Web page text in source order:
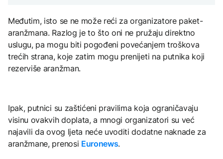
Međutim, isto se ne može reći za organizatore paket-
aranžmana. Razlog je to što oni ne pružaju direktno
uslugu, pa mogu biti pogođeni povećanjem troškova
trećih strana, koje zatim mogu prenijeti na putnika koji
rezerviše aranžman.
Ipak, putnici su zaštićeni pravilima koja ograničavaju
visinu ovakvih doplata, a mnogi organizatori su već
najavili da ovog ljeta neće uvoditi dodatne naknade za
aranžmane, prenosi Euronews.